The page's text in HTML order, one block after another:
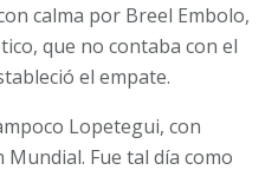
calma por Breel Embolo,
que no contaba con el
el empate.
Lopetegui, con
Fue tal día como